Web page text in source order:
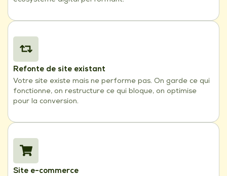
Refonte de site existant
Votre site existe mais ne performe pas. On garde ce qui
fonctionne, on restructure ce qui bloque, on optimise
pour la conversion.
Site e-commerce